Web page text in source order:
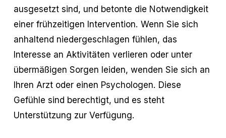
ausgesetzt sind, und betonte die Notwendigkeit
einer frühzeitigen Intervention. Wenn Sie sich
anhaltend niedergeschlagen fühlen, das
Interesse an Aktivitäten verlieren oder unter
übermäßigen Sorgen leiden, wenden Sie sich an
Ihren Arzt oder einen Psychologen. Diese
Gefühle sind berechtigt, und es steht
Unterstützung zur Verfügung.